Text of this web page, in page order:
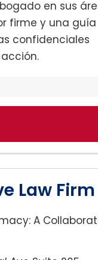
en sus
firme y una
confidenciales
Law Firm
A